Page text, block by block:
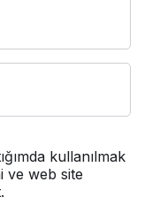
kullanılmak
ve web site